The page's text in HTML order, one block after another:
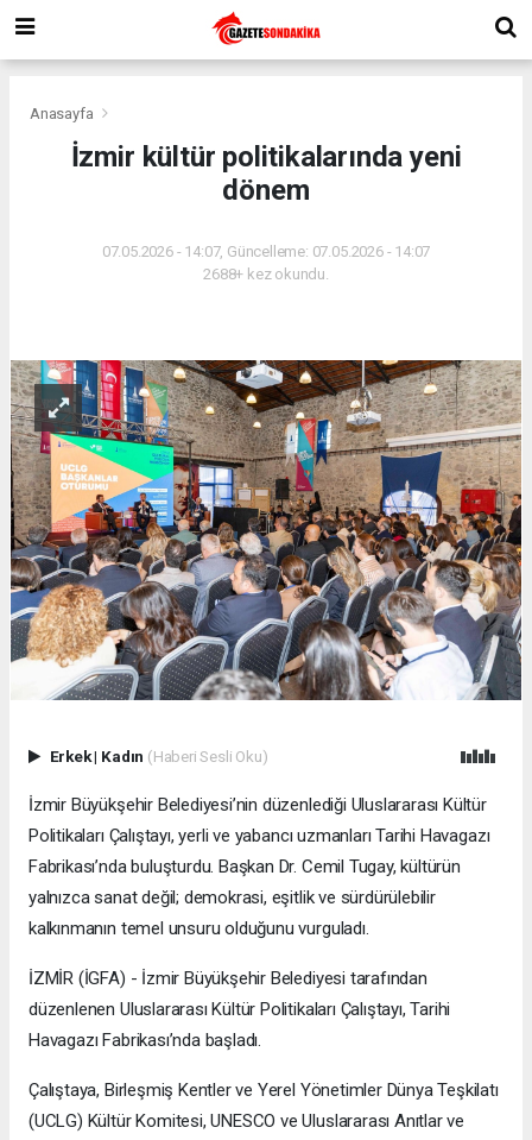
Anasayfa
İzmir kültür politikalarında yeni
dönem
07.05.2026 - 14:07, Güncelleme: 07.05.2026 - 14:07
2688+ kez okundu.
Erkek| Kadın (Haberi Sesli Oku)
İzmir Büyükşehir Belediyesi’nin düzenlediği Uluslararası Kültür
Politikaları Çalıştayı, yerli ve yabancı uzmanları Tarihi Havagazı
Fabrikası’nda buluşturdu. Başkan Dr. Cemil Tugay, kültürün
yalnızca sanat değil; demokrasi, eşitlik ve sürdürülebilir
kalkınmanın temel unsuru olduğunu vurguladı.
İZMİR (İGFA) - İzmir Büyükşehir Belediyesi tarafından
düzenlenen Uluslararası Kültür Politikaları Çalıştayı, Tarihi
Havagazı Fabrikası’nda başladı.
Çalıştaya, Birleşmiş Kentler ve Yerel Yönetimler Dünya Teşkilatı
(UCLG) Kültür Komitesi, UNESCO ve Uluslararası Anıtlar ve